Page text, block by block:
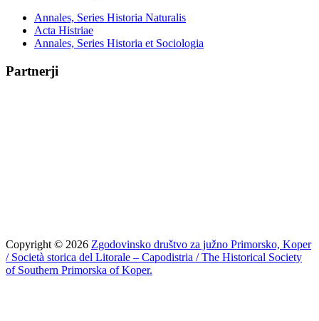
Annales, Series Historia Naturalis
Acta Histriae
Annales, Series Historia et Sociologia
Partnerji
Copyright © 2026 Zgodovinsko društvo za južno Primorsko, Koper
/ Società storica del Litorale – Capodistria / The Historical Society
of Southern Primorska of Koper.